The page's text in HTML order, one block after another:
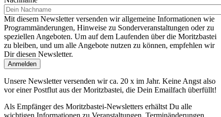
Mit diesem Newsletter versenden wir allgemeine Informationen wie
Programmänderungen, Hinweise zu Sonderveranstaltungen oder zu
speziellen Angeboten. Um auf dem Laufenden über die Moritzbastei
zu bleiben, und um alle Angebote nutzen zu können, empfehlen wir
Dir diesen Newsletter.
Unsere Newsletter versenden wir ca. 20 x im Jahr. Keine Angst also
vor einer Postflut aus der Moritzbastei, die Dein Emailfach überfüllt!
Als Empfänger des Moritzbastei-Newsletters erhältst Du alle
wichtigen Informationen zu Veranstaltungen, Terminänderungen